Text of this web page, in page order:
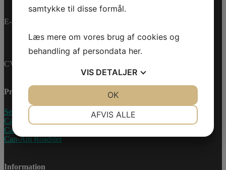
E-mail:
CVR-nummer: 27233678
Produkter
Sea-Doo Vandscooter
Can-Am ATV
Can-Am UTV
Can-Am Roadster
Information
samtykke til disse formål.
Læs mere om vores brug af cookies og
behandling af persondata her.
VIS DETALJER
MARKETING
AFVIS ALLE
OK